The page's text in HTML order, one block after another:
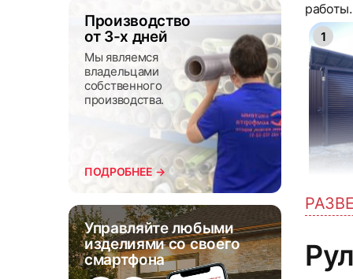
Производство
от 3-х дней
Мы являемся
владельцами
собственного
производства.
ПОДРОБНЕЕ →
Управляйте любыми
изделиями со своего
смартфона
1
4